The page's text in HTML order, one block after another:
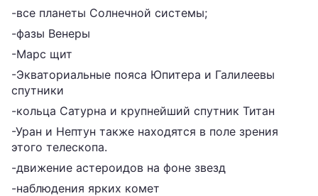
-все планеты Солнечной системы;
-фазы Венеры
-Марс щит
-Экваториальные пояса Юпитера и Галилеевы
спутники
-кольца Сатурна и крупнейший спутник Титан
-Уран и Нептун также находятся в поле зрения
этого телескопа.
-движение астероидов на фоне звезд
-наблюдения ярких комет